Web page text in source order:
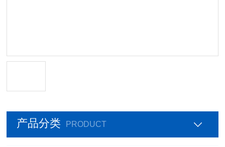
产品分类 PRODUCT